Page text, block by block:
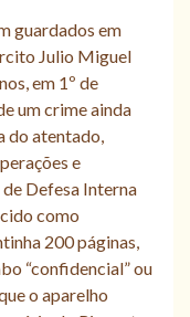
guardados em
Julio Miguel
em 1º de
um crime ainda
do atentado,
e
Defesa Interna
como
200 páginas,
“confidencial” ou
o aparelho